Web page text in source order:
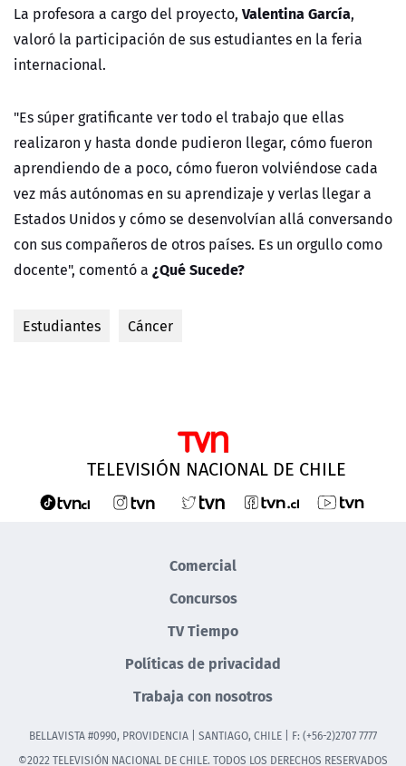
La profesora a cargo del proyecto, Valentina García,
valoró la participación de sus estudiantes en la feria
internacional.
"Es súper gratificante ver todo el trabajo que ellas
realizaron y hasta donde pudieron llegar, cómo fueron
aprendiendo de a poco, cómo fueron volviéndose cada
vez más autónomas en su aprendizaje y verlas llegar a
Estados Unidos y cómo se desenvolvían allá conversando
con sus compañeros de otros países. Es un orgullo como
docente", comentó a ¿Qué Sucede?
Estudiantes Cáncer
TELEVISIÓN NACIONAL DE CHILE
Comercial
Concursos
TV Tiempo
Políticas de privacidad
Trabaja con nosotros
BELLAVISTA #0990, PROVIDENCIA | SANTIAGO, CHILE | F: (+56-2)2707 7777
©2022 TELEVISIÓN NACIONAL DE CHILE. TODOS LOS DERECHOS RESERVADOS